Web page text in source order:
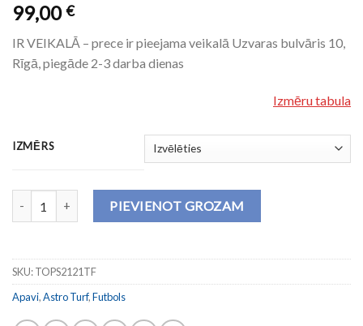
99,00€
IR VEIKALĀ – prece ir pieejama veikalā Uzvaras bulvāris 10,
Rīgā, piegāde 2-3 darba dienas
Izmēru tabula
IZMĒRS
Futbola apavi TOP FLEX 2121 TURF daudzums
PIEVIENOT GROZAM
SKU:TOPS2121TF
Apavi,Astro Turf,Futbols